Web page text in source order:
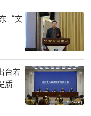
涌现出一系列令
洋生产总值1.8
产业增加值连续5
字号”海洋科研
士占全国1/3；近
；沿海港口货物吞
“文
台若
质